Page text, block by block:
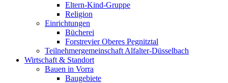
Eltern-Kind-Gruppe
Religion
Einrichtungen
Bücherei
Forstrevier Oberes Pegnitztal
Teilnehmergemeinschaft Alfalter-Düsselbach
Wirtschaft & Standort
Bauen in Vorra
Baugebiete